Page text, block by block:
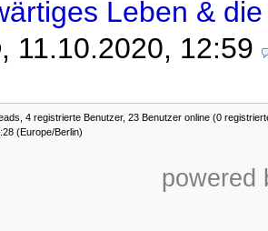
Leben &
, 11.10.2020, 12:59
4 registrierte Benutzer, 23 Benutzer online (0
(Europe/Berlin)
powered